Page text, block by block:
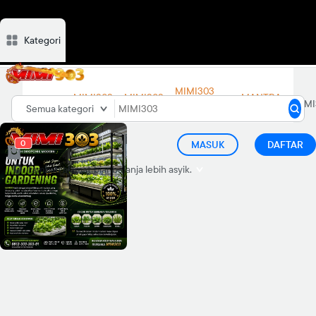
Kategori
Semua kategori
0 MASUK
DAFTAR
Tambah alamat biar belanja lebih asyik.
MIMI303
MIMI303
LOGIN
MIMI303
DAFTAR
MIMI303
MANTRA